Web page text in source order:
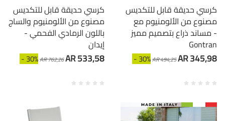
كرسي حديقة قابل للتكديس
مصنوع من الألومنيوم والساج
باللون الرمادي الفحمي -
إيدان
- 30%AR 762,26AR 533,58
كرسي حديقة قابل للتكديس
مصنوع من الألومنيوم مع
مساند ذراع بتصميم مميز -
Gontran
- 30%AR 494,25AR 345,98